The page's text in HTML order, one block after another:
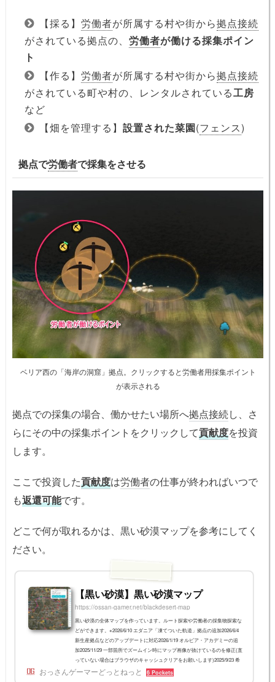
【採る】 労働者が所属する村や街から拠点接続
がされている拠点の、 労働者が働ける採集ポイン
ト
【作る】 労働者が所属する村や街から拠点接続
がされている町や村の、レンタルされている工房
など
【畑を管理する】 設置された菜園(フェンス)
拠点で労働者で採集をさせる
ベリア西の「海岸の洞窟」拠点。クリックすると労働者用採集ポイント
が表示される
拠点での採集の場合、働かせたい場所へ拠点接続し、さ
らにその中の採集ポイントをクリックして貢献度を投資
します。
ここで投資した貢献度は労働者の仕事が終わればいつで
も返還可能です。
どこで何が取れるかは、黒い砂漠マップを参考にしてく
ださい。
【黒い砂漠】黒い砂漠マップ
https://ossan-gamer.net/blackdesert-map
黒い砂漠の全体マップを作っています。ルート探索や労働者の採集物探索な
どができます。※2026/6/10 エダニア「凍てついた軌道」拠点の追加2026/6/4
新生産拠点などのアップデートに対応2026/1/19 オルビア・アカデミーの追
加2025/11/29 一部箇所でズームイン時にマップ画像が抜けているのを修正(直
っていない場合はブラウザのキャッシュクリアをお願いします)2025/9/23 希
望渡し場 - ハルマド島間を修正2025/8/25 大暗斑の拠点名を修正2025/8/21 エ
おっさんゲーマーどっとねっと 6 Pockets